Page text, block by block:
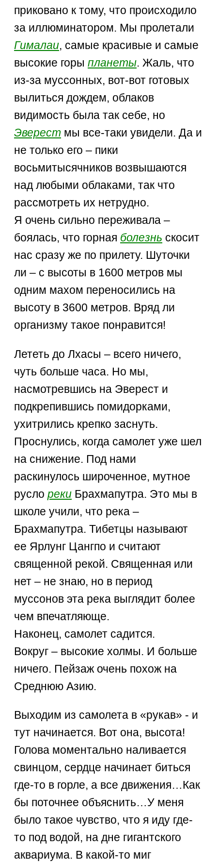
приковано к тому, что происходило
за иллюминатором. Мы пролетали
Гималаи, самые красивые и самые
высокие горыпланеты. Жаль, что
из-за муссонных, вот-вот готовых
вылиться дождем, облаков
видимость была так себе, но
Эверест мы все-таки увидели. Да и
не только его – пики
восьмитысячников возвышаются
над любыми облаками, так что
рассмотреть их нетрудно.
Я очень сильно переживала –
боялась, что горная болезнь скосит
нас сразу же по прилету. Шуточки
ли – с высоты в 1600 метров мы
одним махом переносились на
высоту в 3600 метров. Вряд ли
организму такое понравится!
Лететь до Лхасы – всего ничего,
чуть больше часа. Но мы,
насмотревшись на Эверест и
подкрепившись помидорками,
ухитрились крепко заснуть.
Проснулись, когда самолет уже шел
на снижение. Под нами
раскинулось широченное, мутное
руслореки Брахмапутра. Это мы в
школе учили, что река –
Брахмапутра. Тибетцы называют
ее Ярлунг Цангпо и считают
священной рекой. Священная или
нет – не знаю, но в период
муссонов эта река выглядит более
чем впечатляюще.
Наконец, самолет садится.
Вокруг – высокие холмы. И больше
ничего. Пейзаж очень похож на
Среднюю Азию.
Выходим из самолета в «рукав» - и
тут начинается. Вот она, высота!
Голова моментально наливается
свинцом, сердце начинает биться
где-то в горле, а все движения…Как
бы поточнее объяснить…У меня
было такое чувство, что я иду где-
то под водой, на дне гигантского
аквариума. В какой-то миг